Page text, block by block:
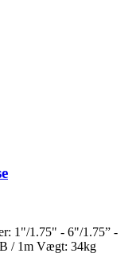
1"/1.75" - 6"/1.75” -
/ 1m Vægt: 34kg